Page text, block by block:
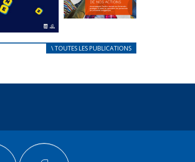
au coeur de
nos actions
France,...
\ TOUTES LES PUBLICATIONS